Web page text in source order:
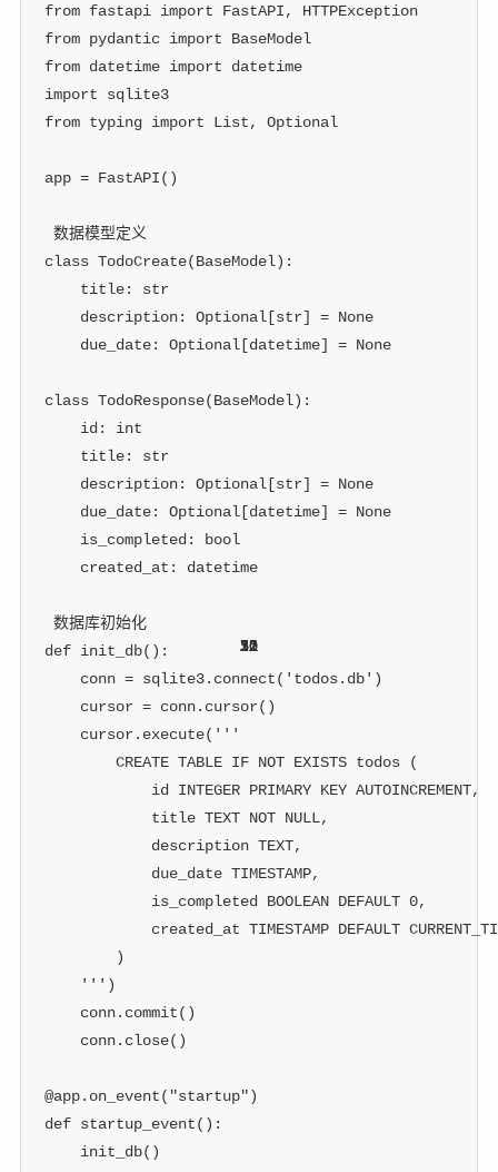
12
50
32
12
from fastapi import FastAPI,
HTTPException
from pydantic import BaseModel
from datetime import datetime
import sqlite3
from typing import List, Optional
app = FastAPI( )
数据模型定义
class TodoCreate(BaseModel) :
    title
:
str
    description
: Optional[str] = None
    due_date
: Optional[datetime] = None
class TodoResponse(BaseModel) :
id:
int
    title
:
str
    description
: Optional[str] = None
    due_date
: Optional[datetime] = None
    is_completed
:
bool
    created_at
: datetime
数据库初始化
def init_db( ) :
    conn
= sqlite3. connect( 'todos.db' )
    cursor
= conn. cursor( )
    cursor
. execute( '''
        CREATE TABLE IF NOT EXISTS todos (
            id INTEGER PRIMARY KEY AUTOINCREMENT,
            title TEXT NOT NULL,
            description TEXT,
            due_date TIMESTAMP,
            is_completed BOOLEAN DEFAULT 0,
created_at TIMESTAMP DEFAULT
        )
    '''
)
    conn
. commit( )
    conn
. close( )
@app. on_event( "startup")
def startup_event( ) :
    init_db
( )
32
50
31
25
32
12
12
31